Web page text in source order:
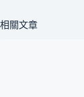
相關文章